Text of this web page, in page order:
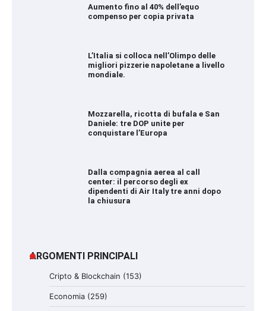
Aumento fino al 40% dell’equo
compenso per copia privata
L’Italia si colloca nell’Olimpo delle
migliori pizzerie napoletane a livello
mondiale.
Mozzarella, ricotta di bufala e San
Daniele: tre DOP unite per
conquistare l’Europa
Dalla compagnia aerea al call
center: il percorso degli ex
dipendenti di Air Italy tre anni dopo
la chiusura
ARGOMENTI PRINCIPALI
Cripto & Blockchain (153)
Economia (259)